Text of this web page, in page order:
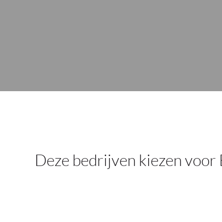
Deze bedrijven kiezen voor